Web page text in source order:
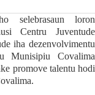
selebrasaun loron
Centru Juventude
iha dezenvolvimentu
Munisipiu Covalima
promove talentu hodi